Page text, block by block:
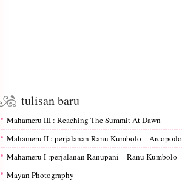
tulisan baru
Mahameru III : Reaching The Summit At Dawn
Mahameru II : perjalanan Ranu Kumbolo – Arcopodo
Mahameru I :perjalanan Ranupani – Ranu Kumbolo
Mayan Photography